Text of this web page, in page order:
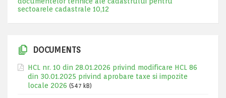
sectoarele cadastrale 10,12
DOCUMENTS
HCL nr. 10 din 28.01.2026 privind modificare HCL 86
din 30.01.2025 privind aprobare taxe si impozite
locale 2026 (547 kB)